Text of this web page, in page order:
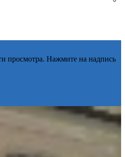
просмотра. Нажмите на надпись